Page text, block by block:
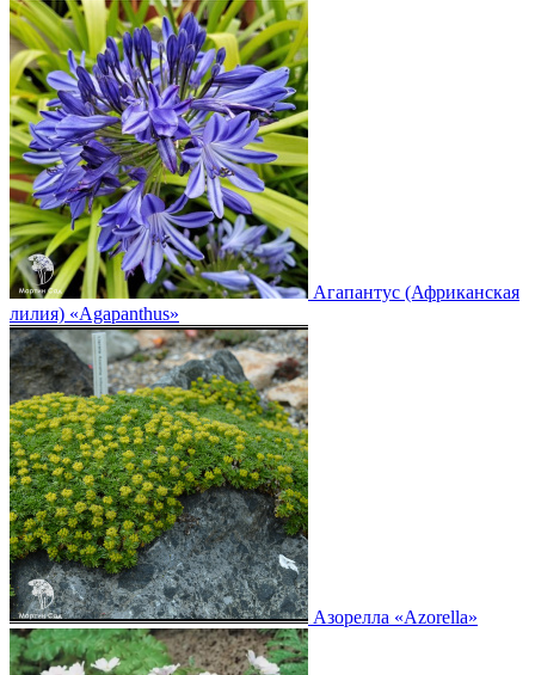
Агапантус (Африканская
лилия) «Agapanthus»
Азорелла «Azorella»